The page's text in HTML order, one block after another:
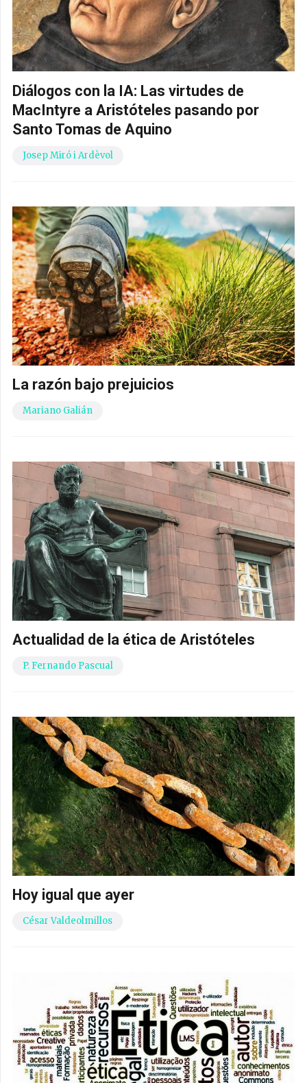
Diálogos con la IA: Las virtudes de
MacIntyre a Aristóteles pasando por
Santo Tomas de Aquino
Josep Miró i Ardèvol
La razón bajo prejuicios
Mariano Galián
Actualidad de la ética de Aristóteles
P. Fernando Pascual
Hoy igual que ayer
César Valdeolmillos